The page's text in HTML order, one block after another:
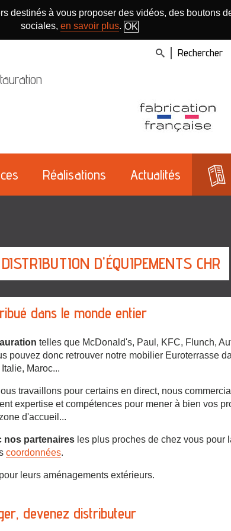
destinés à vous proposer des vidéos, des boutons
sociales, en savoir plus. OK
EFFECTUER
Rechercher
Réalisations Actualités
D'ÉQUIPEMENTS CHR
dans le monde entier
telles que McDonald's, Paul, KFC, Flunch,
pouvez donc retrouver notre mobilier Euroterrasse
Maroc...
travaillons pour certains en direct, nous
expertise et compétences pour mener à bien vos
d'accueil...
nos partenaires les plus proches de chez vous pour
coordonnées.
pour leurs aménagements extérieurs.
devenez distributeur